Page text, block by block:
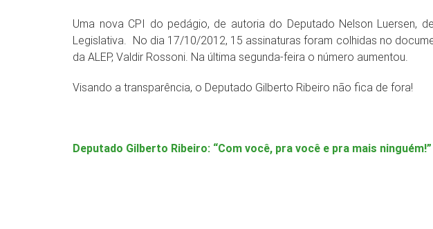
Uma nova CPI do pedágio, de autoria do Deputado Nelson Luersen,
Legislativa. No dia 17/10/2012, 15 assinaturas foram colhidas no
da ALEP, Valdir Rossoni. Na última segunda-feira o número aumentou.
Visando a transparência, o Deputado Gilberto Ribeiro não fica de fora!
Deputado Gilberto Ribeiro: “Com você, pra você e pra mais ninguém!”